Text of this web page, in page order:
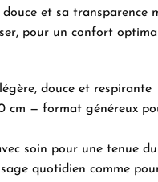
et sa transparence
pour un confort
douce et respirante
cm — format généreux
soin pour une tenue
quotidien comme